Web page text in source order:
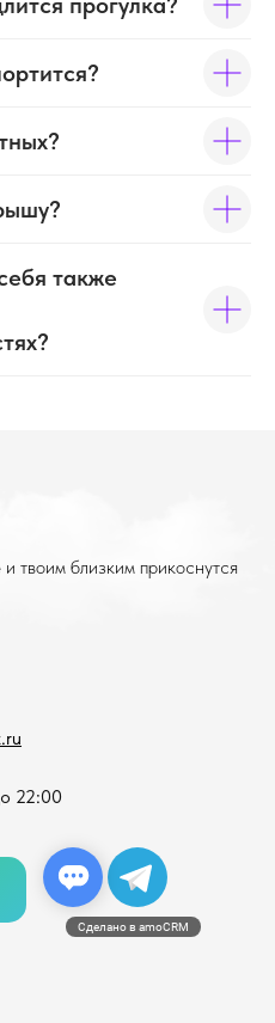
также
твоим близким прикоснутся
22:00
Сделано в amoCRM